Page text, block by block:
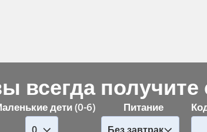
всегда
дети (0-6) Питание